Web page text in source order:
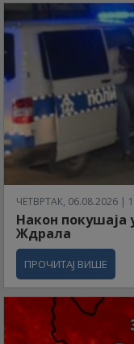
ЧЕТВРТАК, 06.08.2026 |
Након
Ждрала
ПРОЧИТАЈ ВИШЕ